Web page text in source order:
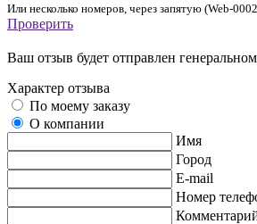
Или несколько номеров, через запятую (Web-
Проверить
Ваш отзыв будет отправлен
Характер отзыва
По моему заказу
О компании
Имя
Город
E-mail
Номер